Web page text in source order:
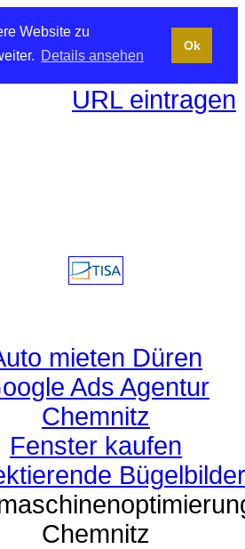
Website zu
Details ansehen
Ok
URL eintragen
mieten Düren
Ads Agentur
Chemnitz
Fenster kaufen
Bügelbilder
Chemnitz